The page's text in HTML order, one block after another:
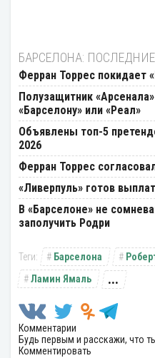
БАРСЕЛОНА:
Ферран Торрес покидает
Полузащитник
«Барселону» или «Реал»
Объявлены топ-5
2026
Ферран Торрес
«Ливерпуль» готов
В «Барселоне» не
заполучить Родри
Барселона
Ламин Ямаль
...
Комментарии
Будь первым и расскажи, что
Комментировать